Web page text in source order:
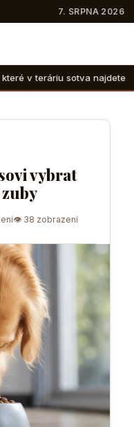
7. SRPNA 2026
vybrat
👁 38 zobrazení